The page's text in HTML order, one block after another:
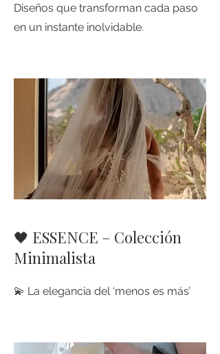
Diseños que transforman cada paso
en un instante inolvidable.
🖤 ESSENCE – Colección
Minimalista
💫 La elegancia del ‘menos es más’